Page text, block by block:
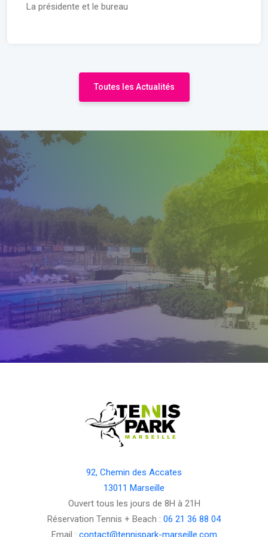
La présidente et le bureau
Toutes les Actualités
92, Chemin des Accates
13011 Marseille
Ouvert tous les jours de 8H à 21H
Réservation Tennis + Beach : 06 21 36 88 04
Email : contact@tennispark-marseille.com